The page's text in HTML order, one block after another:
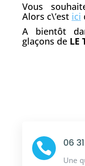
Vous
Alors c\’est ici
A bientôt
glaçons de LE
 06
Une